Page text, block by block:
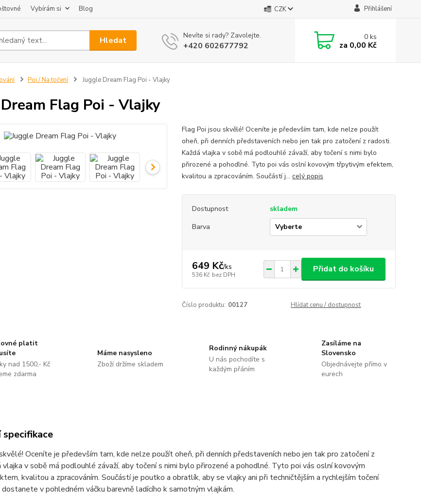
Vybírám si Blog CZK Přihlášení
Hledat Nevíte si rady? Zavolejte.
+420 602677792
0ks
za 0,00 Kč
Poi / Na točení Juggle Dream Flag Poi - Vlajky
Flag Poi - Vlajky
Flag Poi jsou skvělé! Oceníte je především tam, kde nelze použít
oheň, při denních představeních nebo jen tak pro zatočení z radosti.
Každá vlajka v sobě má podlouhlé závaží, aby točení s nimi bylo
přirozené a pohodlné. Tyto poi vás oslní kovovým třpytivým efektem,
kvalitou a zpracováním. Součástí j... celý popis
Dostupnost
skladem
Barva
649 Kč/ks
536 Kč bez DPH
Přidat do košíku
Číslo produktu: 00127 Hlídat cenu / dostupnost
platit
nad 1500,- Kč
zdarma
Máme nasysleno
Zboží držíme skladem
Rodinný nákupák
U nás pochodíte s
každým přáním
Zasíláme na
Slovensko
Objednávejte přímo v
eurech
Oceníte je především tam, kde nelze použít oheň, při denních představeních nebo jen tak pro zatočení z
vlajka v sobě má podlouhlé závaží, aby točení s nimi bylo přirozené a pohodlné. Tyto poi vás oslní kovovým
kvalitou a zpracováním. Součástí je poutko a obratlík, aby se vlajky ani při techničtějším a rychlejším točení
v pohledném váčku barevně ladícího k samotným vlajkám.